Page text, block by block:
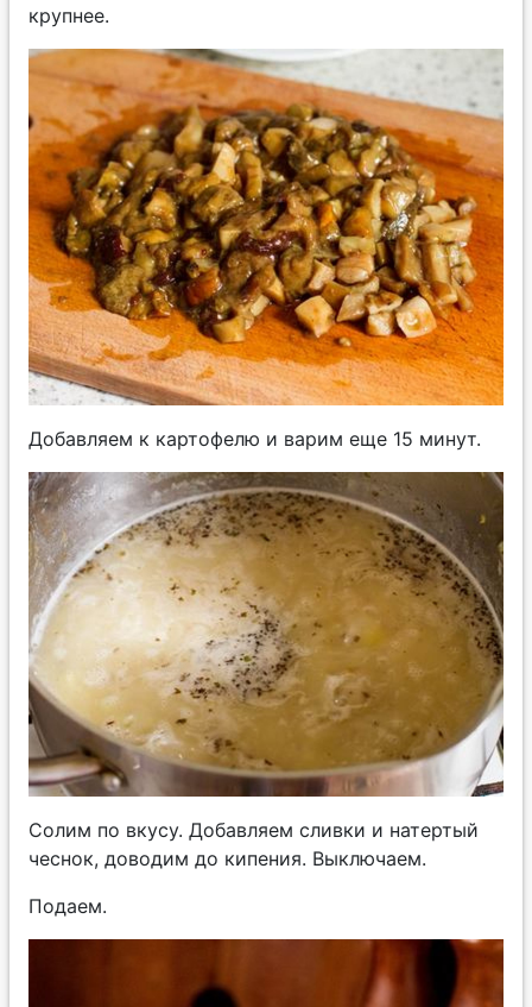
крупнее.
Добавляем к картофелю и варим еще 15 минут.
Солим по вкусу. Добавляем сливки и натертый
чеснок, доводим до кипения. Выключаем.
Подаем.